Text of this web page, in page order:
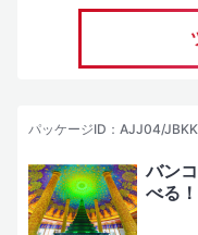
パッケージID：AJJ04/
バン
べる